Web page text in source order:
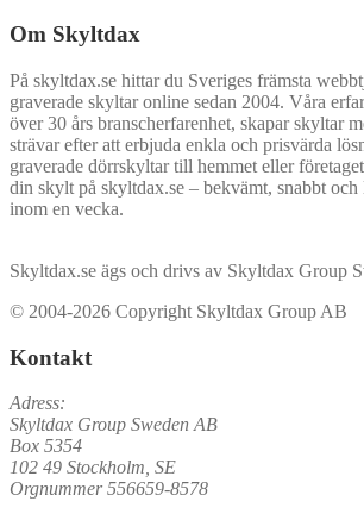
Om Skyltdax
På skyltdax.se hittar du Sveriges främsta
graverade skyltar online sedan 2004. Våra
över 30 års branscherfarenhet, skapar skyltar
strävar efter att erbjuda enkla och prisvärda
graverade dörrskyltar till hemmet eller
din skylt på skyltdax.se – bekvämt, snabbt
inom en vecka.
Skyltdax.se ägs och drivs av Skyltdax Group
© 2004-2026 Copyright Skyltdax Group AB
Kontakt
Adress:
Skyltdax Group Sweden AB
Box 5354
102 49 Stockholm, SE
Orgnummer 556659-8578